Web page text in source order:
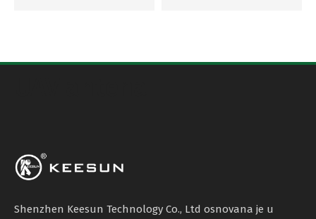
Shenzhen Keesun Technology Co., Ltd osnovana je u